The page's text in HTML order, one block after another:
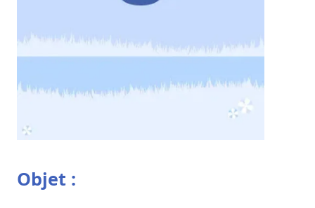
Objet :